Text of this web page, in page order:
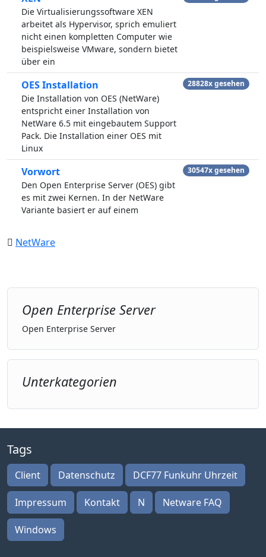
Die Virtualisierungssoftware XEN
arbeitet als Hypervisor, sprich emuliert
nicht einen kompletten Computer wie
beispielsweise VMware, sondern bietet
über ein
OES Installation
Die Installation von OES (NetWare)
entspricht einer Installation von
NetWare 6.5 mit eingebautem Support
Pack. Die Installation einer OES mit
Linux
28828x gesehen
Vorwort
Den Open Enterprise Server (OES) gibt
es mit zwei Kernen. In der NetWare
Variante basiert er auf einem
30547x gesehen
NetWare
Open Enterprise Server
Open Enterprise Server
Unterkategorien
Tags
Client Datenschutz DCF77 Funkuhr Uhrzeit
Impressum Kontakt N Netware FAQ
Windows